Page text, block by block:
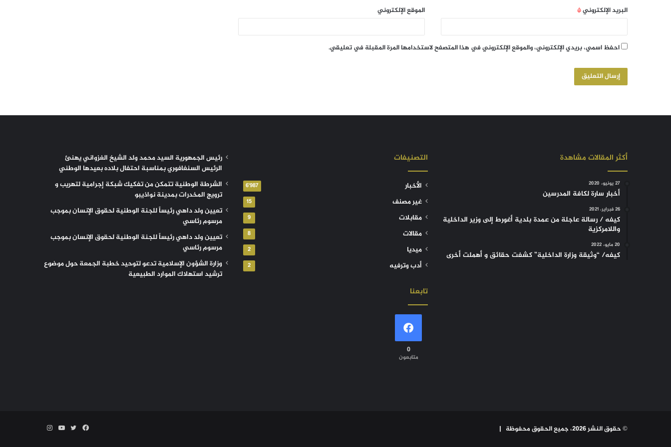
البريد الإلكتروني* الموقع الإلكتروني
احفظ اسمي، بريدي الإلكتروني، والموقع الإلكتروني في هذا المتصفح لاستخدامها المرة المقبلة في تعليقي.
أكثر المقالات مشاهدة
27 يونيو، 2020
أخبار سارة لكافة المدرسين
26 فبراير، 2021
كيفه / رسالة عاجلة من عمدة بلدية أغورط إلى وزير الداخلية
واللامركزية
20 مايو، 2022
كيفه/ “وثيقة وزارة الداخلية” كشفت حقائق و أهملت أخرى
التصنيفات
الأخبار 6٬987
غير مصنف 15
مقابلات 9
مقالات 8
ميديا 2
أدب وترفيه 2
تابعنا
0
متابعون
رئيس الجمهورية السيد محمد ولد الشيخ الغزواني يهنئ
الرئيس السنغافوري بمناسبة احتفال بلاده بعيدها الوطني
الشرطة الوطنية تتمكن من تفكيك شبكة إجرامية لتهريب و
ترويج المخدرات بمدينة نواذيبو
تعيين ولد داهي رئيساً للجنة الوطنية لحقوق الإنسان بموجب
مرسوم رئاسي
تعيين ولد داهي رئيساً للجنة الوطنية لحقوق الإنسان بموجب
مرسوم رئاسي
وزارة الشؤون الإسلامية تدعو لتوحيد خطبة الجمعة حول موضوع
ترشيد استهلاك الموارد الطبيعية
© حقوق النشر 2026، جميع الحقوق محفوظة | فيسبوك
تويتر يوتيوب